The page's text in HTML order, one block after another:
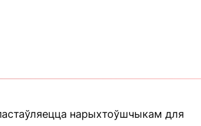
нарыхтоўшчыкам для